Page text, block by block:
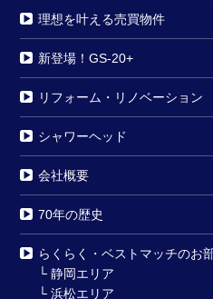
理想を叶える売買物件
新登場！GS-20+
リフォーム・リノベーション
シャワーヘッド
会社概要
70年の歴史
らくらく・ベストマッチのお
└静岡エリア
└浜松エリア